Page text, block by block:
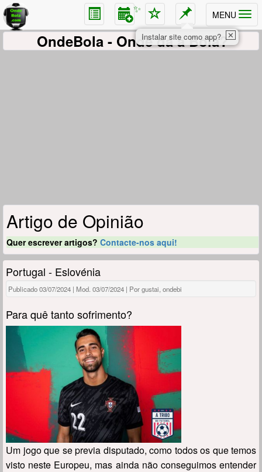
MENU
✨
OndeBola - Onde dá a Bola?
Artigo de Opinião
Quer escrever artigos? Contacte-nos aqui!
Portugal - Eslovénia
Publicado 03/07/2024 | Mod. 03/07/2024 | Por gustai, ondebi
Para quê tanto sofrimento?
Um jogo que se previa disputado, como todos os que temos
visto neste Europeu, mas ainda não conseguimos entender
✕
Instalar site como app?